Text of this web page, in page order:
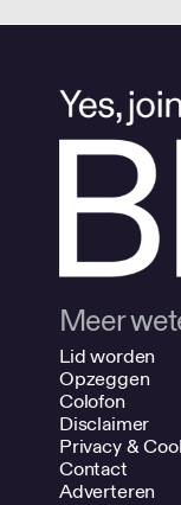
Meer
Lid worden
Opzeggen
Colofon
Disclaimer
Privacy &
Contact
Adverteren